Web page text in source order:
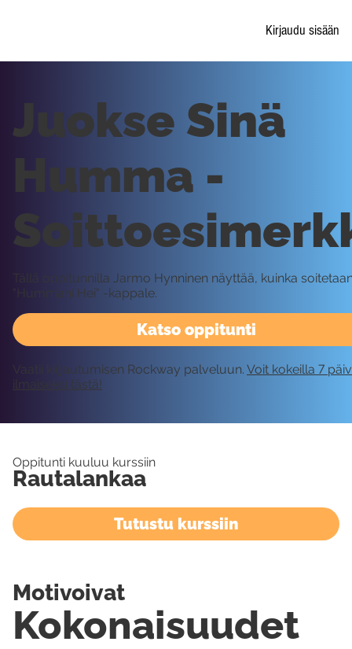
Kirjaudu sisään
Katso oppitunti
Juokse Sinä
Humma -
Tällä oppitunnilla Jarmo Hynninen näyttää, kuinka
"Hummani Hei" -kappale.
Vaatii kirjautumisen Rockway palveluun. Voit kokeilla 7
ilmaiseksi tästä!
Oppitunti kuuluu kurssiin
Rautalankaa
Tutustu kurssiin
Kokonaisuudet
Motivoivat